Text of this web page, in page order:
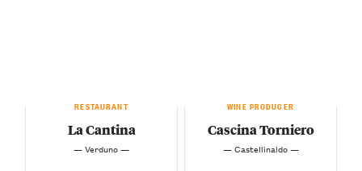
RESTAURANT
La Cantina
— Verduno —
WINE PRODUCER
Cascina Torniero
— Castellinaldo —